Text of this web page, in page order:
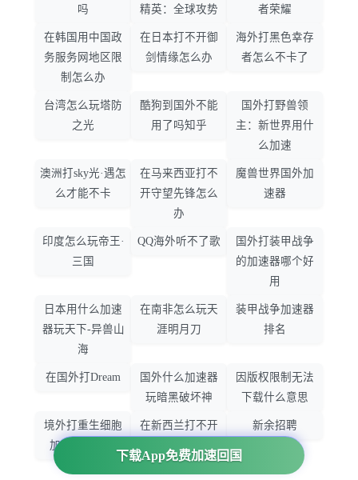
下载App免费加速回国
吗
精英：全球攻势
者荣耀
在韩国用中国政
务服务网地区限
制怎么办
在日本打不开御
剑情缘怎么办
海外打黑色幸存
者怎么不卡了
台湾怎么玩塔防
之光
酷狗到国外不能
用了吗知乎
国外打野兽领
主：新世界用什
么加速
澳洲打sky光·遇怎
么才能不卡
在马来西亚打不
开守望先锋怎么
办
魔兽世界国外加
速器
印度怎么玩帝王·
三国
QQ海外听不了歌
国外打装甲战争
的加速器哪个好
用
日本用什么加速
器玩天下-异兽山
海
在南非怎么玩天
涯明月刀
装甲战争加速器
排名
在国外打Dream
国外什么加速器
玩暗黑破坏神
因版权限制无法
下载什么意思
境外打重生细胞
加速器哪个好
在新西兰打不开
大智慧怎么办
新余招聘